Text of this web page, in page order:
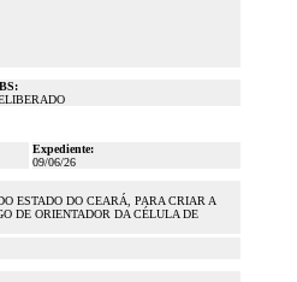
Expediente:
09/06/26
ESTADO DO CEARÁ, PARA CRIAR A
DE ORIENTADOR DA CÉLULA DE